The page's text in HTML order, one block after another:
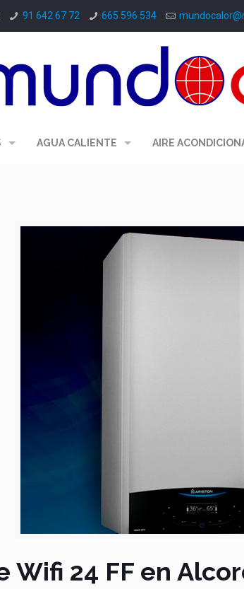
91 642 67 72 665 596 534
AGUA CALIENTE AIRE
Wifi 24 FF en